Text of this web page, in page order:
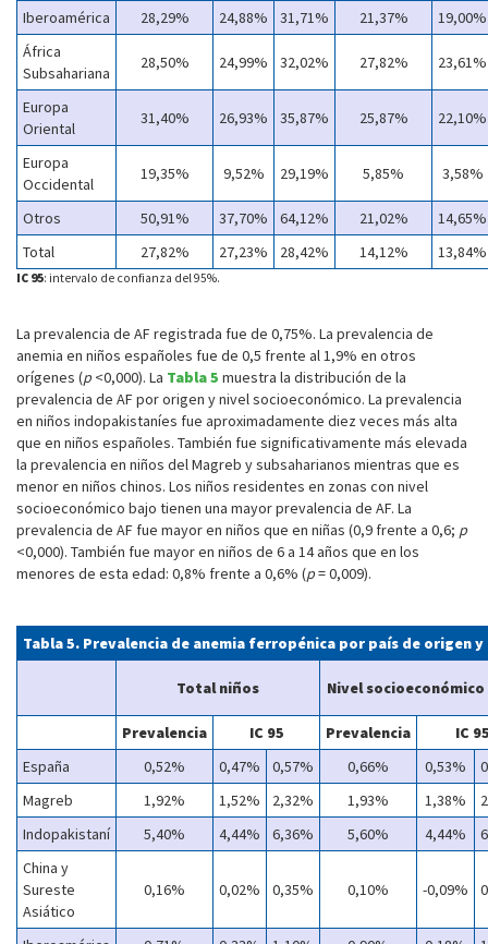
Iberoamérica 28,29% 24,88% 31,71% 21,37%
19,00%
África
Subsahariana
28,50% 24,99% 32,02% 27,82% 23,61%
Europa
Oriental
31,40% 26,93% 35,87% 25,87% 22,10%
Europa
Occidental
19,35% 9,52% 29,19% 5,85% 3,58%
Otros 50,91% 37,70% 64,12% 21,02%
14,65%
Total
27,82% 27,23% 28,42% 14,12% 13,84%
IC 95: intervalo de confianza del 95%.
La prevalencia de AF registrada fue de 0,75%. La prevalencia de
anemia en niños españoles fue de 0,5 frente al 1,9% en otros
orígenes (p <0,000). La Tabla 5 muestra la distribución de la
prevalencia de AF por origen y nivel socioeconómico. La prevalencia
en niños indopakistaníes fue aproximadamente diez veces más alta
que en niños españoles. También fue significativamente más elevada
la prevalencia en niños del Magreb y subsaharianos mientras que es
menor en niños chinos. Los niños residentes en zonas con nivel
socioeconómico bajo tienen una mayor prevalencia de AF. La
prevalencia de AF fue mayor en niños que en niñas (0,9 frente a 0,6; p
<0,000). También fue mayor en niños de 6 a 14 años que en los
menores de esta edad: 0,8% frente a 0,6% (p= 0,009).
Tabla 5. Prevalencia de anemia ferropénica por país de origen
Total niños Nivel
Prevalencia IC 95 Prevalencia
IC
España
0,52% 0,47% 0,57% 0,66% 0,53%
Magreb
1,92% 1,52% 2,32% 1,93% 1,38%
Indopakistaní
5,40% 4,44% 6,36% 5,60% 4,44%
China y
Sureste
Asiático
0,16% 0,02% 0,35% 0,10% -0,09%